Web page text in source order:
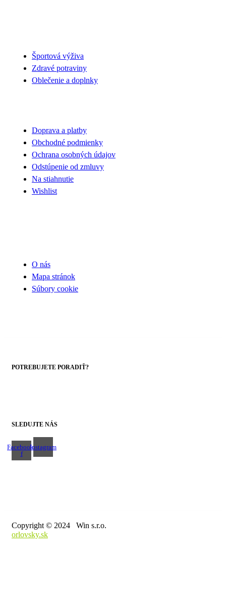
Športová výživa
Zdravé potraviny
Oblečenie a doplnky
Doprava a platby
Obchodné podmienky
Ochrana osobných údajov
Odstúpenie od zmluvy
Na stiahnutie
Wishlist
O nás
Mapa stránok
Súbory cookie
POTREBUJETE PORADIŤ?
SLEDUJTE NÁS
Facebook-
f
Instagram
Copyright © 2024 Win s.r.o.
orlovsky.sk